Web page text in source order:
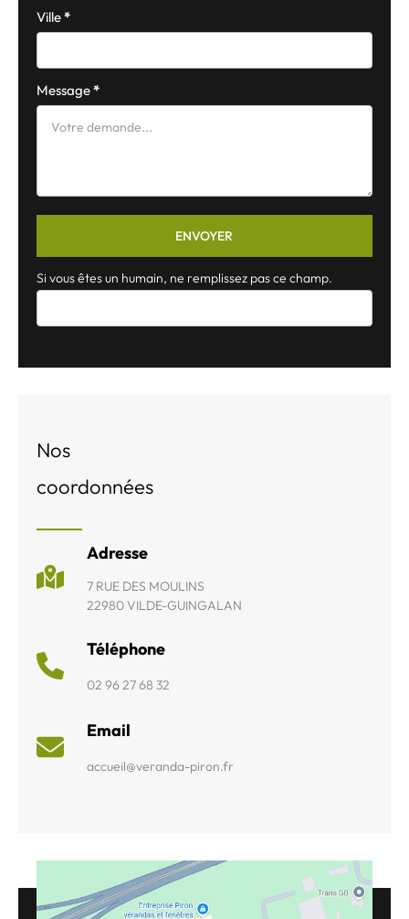
Ville*
Message*
ENVOYER
Si vous êtes un humain, ne remplissez pas ce champ.
Nos
coordonnées
Adresse
7 RUE DES MOULINS
22980 VILDE-GUINGALAN
Téléphone
02 96 27 68 32
Email
accueil@veranda-piron.fr